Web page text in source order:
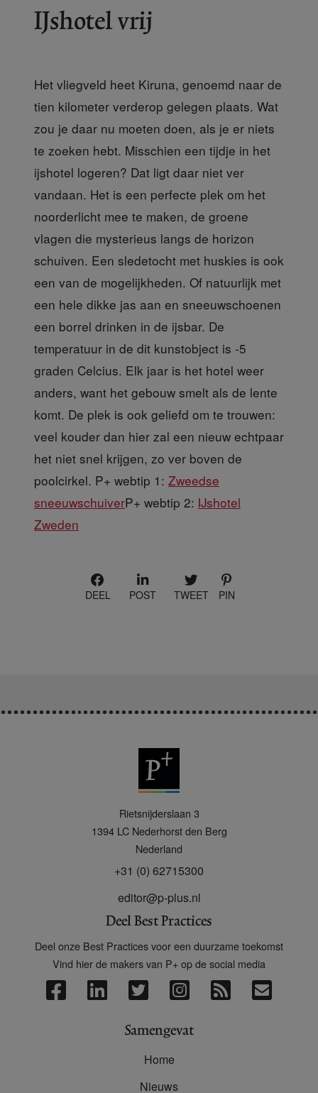
IJshotel vrij
Het vliegveld heet Kiruna, genoemd naar de
tien kilometer verderop gelegen plaats. Wat
zou je daar nu moeten doen, als je er niets
te zoeken hebt. Misschien een tijdje in het
ijshotel logeren? Dat ligt daar niet ver
vandaan. Het is een perfecte plek om het
noorderlicht mee te maken, de groene
vlagen die mysterieus langs de horizon
schuiven. Een sledetocht met huskies is ook
een van de mogelijkheden. Of natuurlijk met
een hele dikke jas aan en sneeuwschoenen
een borrel drinken in de ijsbar. De
temperatuur in de dit kunstobject is -5
graden Celcius. Elk jaar is het hotel weer
anders, want het gebouw smelt als de lente
komt. De plek is ook geliefd om te trouwen:
veel kouder dan hier zal een nieuw echtpaar
het niet snel krijgen, zo ver boven de
poolcirkel. P+ webtip 1: Zweedse
sneeuwschuiverP+ webtip 2: IJshotel
Zweden
DEEL POST TWEET PIN
Rietsnijderslaan 3
1394 LC Nederhorst den Berg
Nederland
+31 (0) 62715300
editor@p-plus.nl
Deel Best Practices
Deel onze Best Practices voor een duurzame toekomst
Vind hier de makers van P+ op de social media
Samengevat
Home
Nieuws